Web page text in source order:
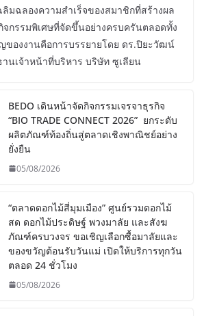
มฉลองความสำเร็จของสมาชิกที่สร้างผล
จกรรมพิเศษที่จัดขึ้นอย่างครบครันตลอดทั้ง
ของงานคือการบรรยายโดย ดร.ปิยะวัฒน์
านเจ้าหน้าที่บริหาร บริษัท ซูเลียน
BEDO เดินหน้าจัดกิจกรรมเจรจาธุรกิจ
“BIO TRADE CONNECT 2026” ยกระดับ
ผลิตภัณฑ์ท้องถิ่นสู่ตลาดเชิงพาณิชย์อย่าง
ยั่งยืน
05/08/2026
“ตลาดดอกไม้สี่มุมเมือง” ศูนย์รวมดอกไม้
สด ดอกไม้ประดิษฐ์ พวงมาลัย และสังฆ
ภัณฑ์ครบวงจร ขอเชิญเลือกซื้อมาลัยและ
ของขวัญต้อนรับวันแม่ เปิดให้บริการทุกวัน
ตลอด 24 ชั่วโมง
05/08/2026